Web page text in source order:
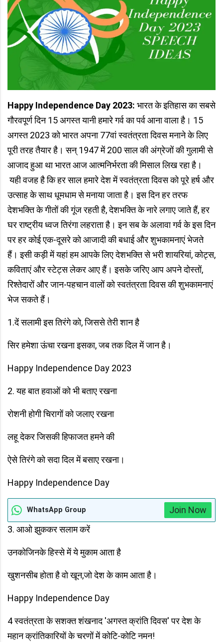
Happy Independence Day 2023: भारत के इतिहास का सबसे
गौरवपूर्ण दिन 15 अगस्त यानी हमारे गर्व का पर्व आना वाला है। 15
अगस्त 2023 को भारत अपना 77वां स्वतंत्रता दिवस मनाने के लिए
पूरी तरह तैयार है। सन् 1947 में 200 साल की अंग्रेजों की गुलामी से
आजाद हुआ था भारत आज आत्मनिर्भरता की मिसाल लिख रहा है।
यही वजह है कि हर साल हमारे देश में स्वतंत्रता दिवस को पूरे हर्ष और
उत्साह के साथ धूमधाम से मनाया जाता है। इस दिन हर तरफ
देशभक्ति के गीतों की गूंज रहती है, देशभक्ति के नारे लगाए जाते हैं, हर
घर राष्ट्रीय ध्वज तिरंगा लहराता है। इन सब के अलावा गर्व के इस दिन
पर हर कोई एक-दूसरे को आजादी की बधाई और शुभकामनाएं भेजते
हैं। इसी कड़ी में यहां हम आपके लिए देशभक्ति से भरी शायरियां, कोट्स,
कविताएं और स्टेट्स लेकर आए हैं। इसके जरिए आप अपने दोस्तों,
रिश्तेदारों और जान-पहचान वालों को स्वतंत्रता दिवस की शुभकामनाएं
भेज सकते हैं।
1.दें सलामी इस तिरंगे को, जिससे तेरी शान है
सिर हमेशा ऊंचा रखना इसका, जब तक दिल में जान है।
Happy Independence Day 2023
2. यह बात हवाओं को भी बताए रखना
रोशनी होगी चिरागों को जलाए रखना
लहू देकर जिसकी हिफाजत हमने की
ऐसे तिरंगे को सदा दिल में बसाए रखना।
Happy Independence Day
WhatsApp Group
Join Now
3. आओ झुककर सलाम करें
उनकोजिनके हिस्से में ये मुकाम आता है
खुशनसीब होता है वो खून,जो देश के काम आता है।
Happy Independence Day
4 स्वतंत्रता के सशक्त शंखनाद 'अगस्त क्रांति दिवस' पर देश के
महान क्रांतिकारियों के चरणों में कोटि-कोटि नमन!